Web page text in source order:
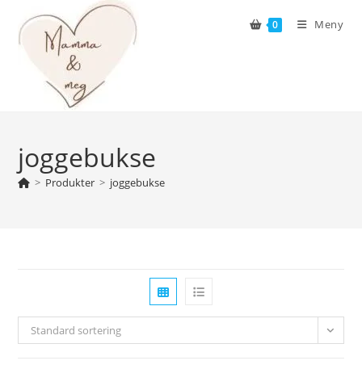
content
0 Meny
joggebukse
> Produkter > joggebukse
Standard sortering